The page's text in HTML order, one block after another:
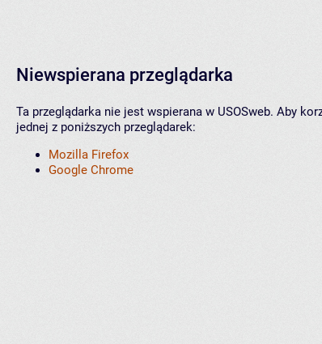
Niewspierana przeglądarka
Ta przeglądarka nie jest wspierana w USOSweb. Aby
jednej z poniższych przeglądarek:
Mozilla Firefox
Google Chrome